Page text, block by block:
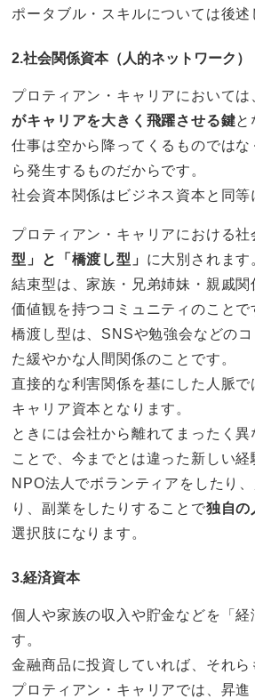
ポータブル・スキルについては後述
2.社会関係資本（人的ネットワーク）
プロティアン・キャリアにおいては
がキャリアを大きく飛躍させる鍵と
仕事は空から降ってくるものでは
ら発生するものだからです。
社会資本関係はビジネス資本と同等
プロティアン・キャリアにおける社
型」と「橋渡し型」 に大別されます
結束型は、家族・兄弟姉妹・親戚関
価値観を持つコミュニティのことで
橋渡し型は、SNSや勉強会などの
た緩やかな人間関係のことです。
直接的な利害関係を基にした人脈で
キャリア資本となります。
ときには会社から離れてまったく異
ことで、今までとは違った新しい経
NPO法人でボランティアをしたり
り、副業をしたりすることで独自の
選択肢になります。
3.経済資本
個人や家族の収入や貯金などを「経
す。
金融商品に投資していれば、それら
プロティアン・キャリアでは、昇